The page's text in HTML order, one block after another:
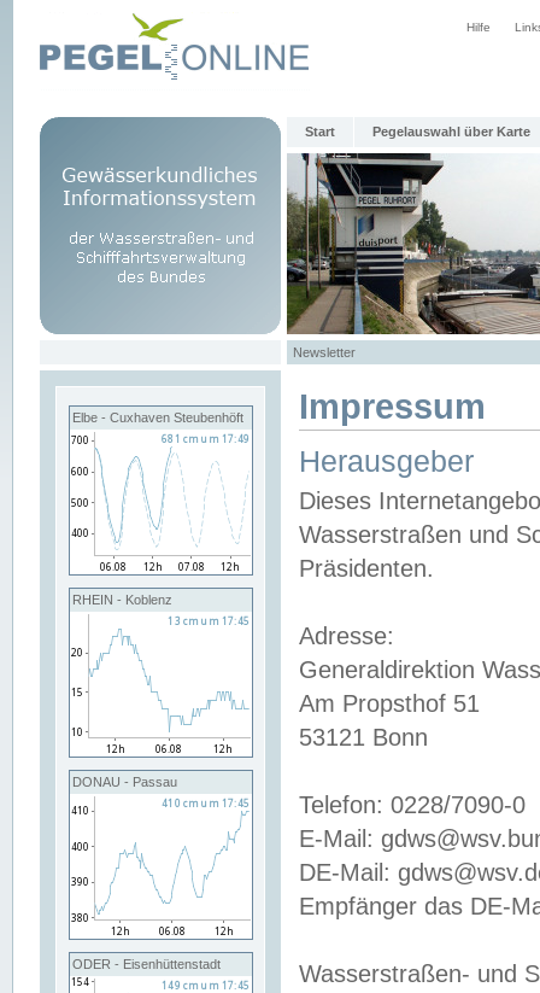
Hilfe
Start Pegelauswahl über Karte
Newsletter
Elbe - Cuxhaven Steubenhöft
RHEIN - Koblenz
DONAU - Passau
ODER - Eisenhüttenstadt
Impressum
Herausgeber
Dieses
Wasserstraßen und
Präsidenten.
Adresse:
Generaldirektion
Am Propsthof 51
53121 Bonn
Telefon: 0228/7090-0
E-Mail:
DE-Mail:
Empfänger das DE-
Wasserstraßen- und